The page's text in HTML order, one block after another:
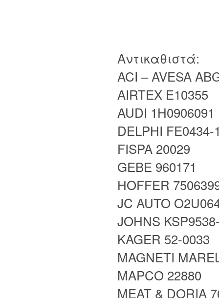
Αντικαθιστά:
ACI – AVESA
AIRTEX E10355
AUDI 1H0906091
DELPHI
FISPA 20029
GEBE 960171
HOFFER
JC AUTO
JOHNS
KAGER 52-0033
MAGNETI
MAPCO 22880
MEAT & DORIA